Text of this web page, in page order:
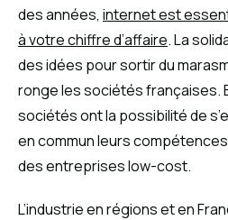
des années, internet est
à votre chiffre d’affaire. La
des idées pour sortir du
ronge les sociétés françaises.
sociétés ont la possibilité de
en commun leurs
des entreprises low-cost.
L’industrie en régions et en